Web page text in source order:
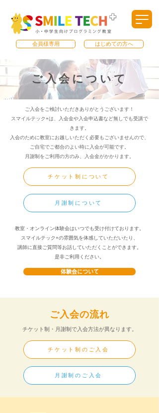
会員様専用 はじめての方へ
​ご入会について
ご入会をご検討いただきありがとうございます！
スマイルテック+は、入会金や入会申込書など無しでも受講で
きます。
入会のために教室にお越しいただく必要もございませんので、
ご自宅でご都合のよい時に入会が可能です。
月謝制をご利用の方のみ、入会金がかかります。
チケット制について
月謝制について
教室・オンライン体験会はいつでも受け付けております。
スマイルテック+の雰囲気を体感していただいたり、
講師に直接ご質問等お話していただくことができます。
是非ご利用ください。
体験会について
ご​入会の流れ
チケット制・月謝制で入会方法が異なります。
チケット制のご入会
月謝制のご入会